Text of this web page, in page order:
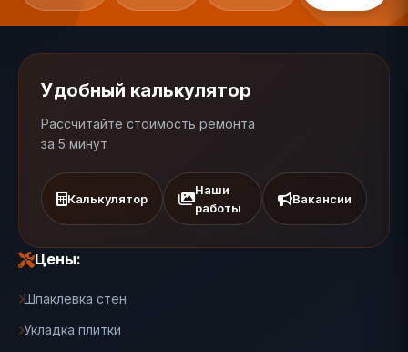
Удобный калькулятор
Рассчитайте стоимость ремонта
за 5 минут
Калькулятор
Наши
работы
Вакансии
Цены:
Шпаклевка стен
Укладка плитки